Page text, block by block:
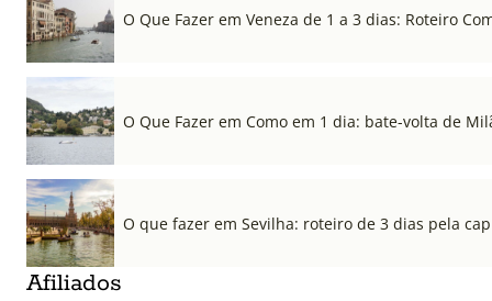
O Que Fazer em Veneza de 1 a 3 dias: Roteiro
O Que Fazer em Como em 1 dia: bate-volta de
O que fazer em Sevilha: roteiro de 3 dias pela
Afiliados